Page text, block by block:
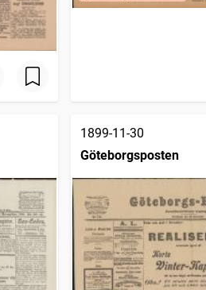
1899-11-30
Göteborgsposten